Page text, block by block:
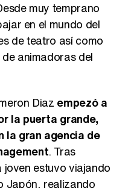
Manu Baqueiro: "Tuve como referente a Bruce Willis en 'Luz de Luna' para mi trabajo en la serie 'Perdiendo el juicio'"
muy temprano
en el mundo del
de teatro así como
animadoras del
Diaz empezó a
la puerta grande,
la gran agencia de
. Tras
estuvo viajando
Japón, realizando